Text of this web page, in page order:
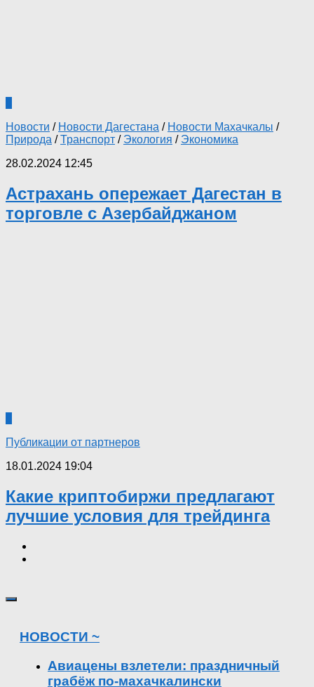
Новости / Новости Дагестана / Новости Махачкалы /
Природа /Транспорт / Экология / Экономика
28.02.2024 12:45
Астрахань опережает Дагестан в
торговле с Азербайджаном
Публикации от партнеров
18.01.2024 19:04
Какие криптобиржи предлагают
лучшие условия для трейдинга
НОВОСТИ ~
Авиацены взлетели: праздничный
грабёж по-махачкалински